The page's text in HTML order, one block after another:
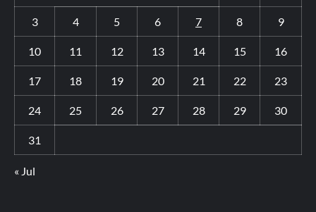
3 4 5 6 7 8 9
10 11 12 13 14 15 16
17 18 19 20 21 22 23
24 25 26 27 28 29 30
31
« Jul